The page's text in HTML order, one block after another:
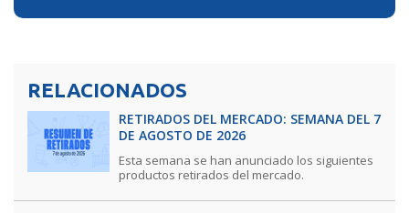
RELACIONADOS
RETIRADOS DEL MERCADO: SEMANA DEL 7
DE AGOSTO DE 2026
Esta semana se han anunciado los siguientes
productos retirados del mercado.